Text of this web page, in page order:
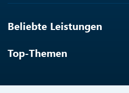
Beliebte Leistungen
Top-Themen